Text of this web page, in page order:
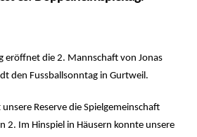
eröffnet die 2. Mannschaft von Jonas
den Fussballsonntag in Gurtweil.
Reserve die Spielgemeinschaft
2. Im Hinspiel in Häusern konnte unsere